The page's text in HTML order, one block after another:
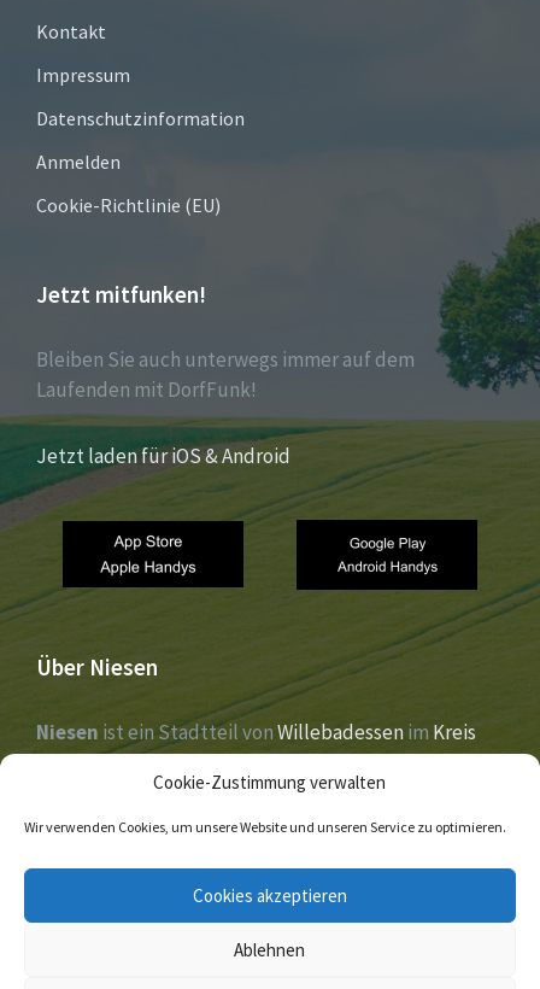
Cookie-Zustimmung verwalten
Wir verwenden Cookies, um unsere Website und unseren Service zu optimieren.
Cookies akzeptieren
Ablehnen
Kontakt
Impressum
Datenschutzinformation
Anmelden
Cookie-Richtlinie (EU)
Jetzt mitfunken!
Bleiben Sie auch unterwegs immer auf dem
Laufenden mit DorfFunk!
Jetzt laden für iOS & Android
Über Niesen
Niesen ist ein Stadtteil vonWillebadessenim Kreis
Höxter,Nordrhein-Westfalen. Der Ort liegt im Tal der
und wurde 1273 erstmals urkundlich erwähnt.
Facebook Twitter